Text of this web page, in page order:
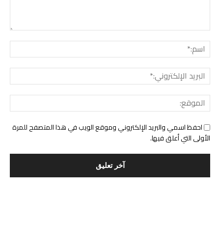
التعليق:
احفظ اسمي والبريد الإلكتروني وموقع الويب في هذا المتصفح للمرة
الأولى التي أعلق فيها.